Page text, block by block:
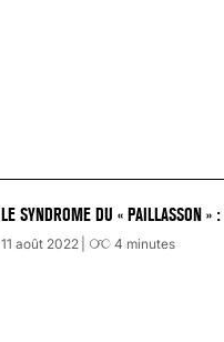
LE SYNDROME DU « PAILLASSON »
11 août 2022 4 minutes